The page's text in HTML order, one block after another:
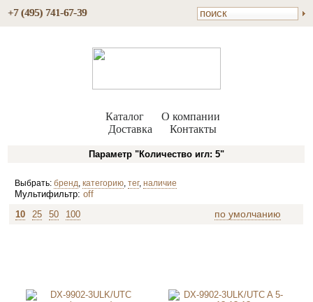
+7 (495) 741-67-39
Каталог
О компании
Доставка
Контакты
Параметр "Количество игл: 5"
Выбрать:бренд,категорию,тег,наличие
Мультифильтр:off
10
25 50 100 по умолчанию